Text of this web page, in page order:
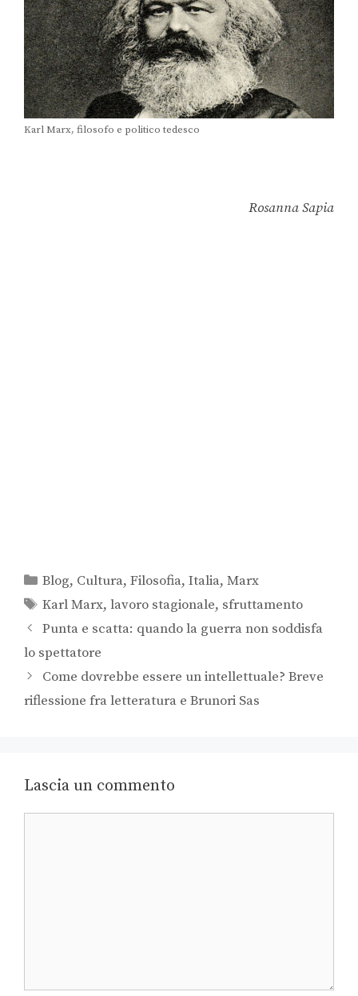
Karl Marx, filosofo e politico tedesco
Rosanna Sapia
Blog, Cultura,Filosofia,Italia,Marx
Karl Marx,lavoro stagionale, sfruttamento
Punta e scatta: quando la guerra non soddisfa
lo spettatore
Come dovrebbe essere un intellettuale? Breve
riflessione fra letteratura e Brunori Sas
Lascia un commento